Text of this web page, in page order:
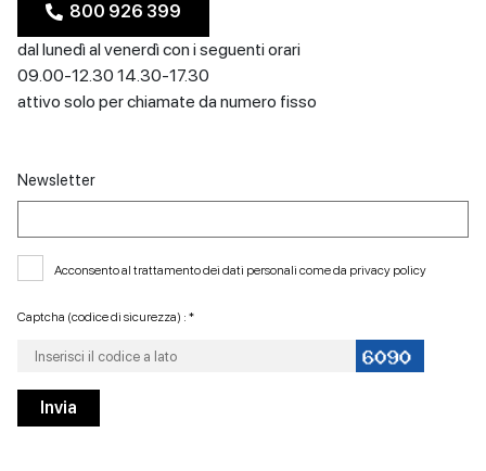
800 926 399
dal lunedì al venerdì con i seguenti orari
09.00-12.30 14.30-17.30
attivo solo per chiamate da numero fisso
Newsletter
Acconsento al trattamento dei dati personali come da privacy policy
Captcha (codice di sicurezza) : *